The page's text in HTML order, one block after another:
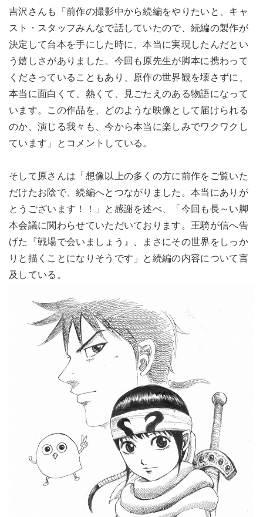
吉沢さんも「前作の撮影中から続編をやりたいと、キャ
スト・スタッフみんなで話していたので、続編の製作が
決定して台本を手にした時に、本当に実現したんだとい
う嬉しさがありました。今回も原先生が脚本に携わって
くださっていることもあり、原作の世界観を壊さずに、
本当に面白くて、熱くて、見ごたえのある物語になって
います。この作品を、どのような映像として届けられる
のか、演じる我々も、今から本当に楽しみでワクワクし
ています」とコメントしている。
そして原さんは「想像以上の多くの方に前作をご覧いた
だけたお陰で、続編へとつながりました。本当にありが
とうございます！！」と感謝を述べ、「今回も長～い脚
本会議に関わらせていただいております。王騎が信へ告
げた『戦場で会いましょう』、まさにその世界をしっか
りと描くことになりそうです」と続編の内容について言
及している。